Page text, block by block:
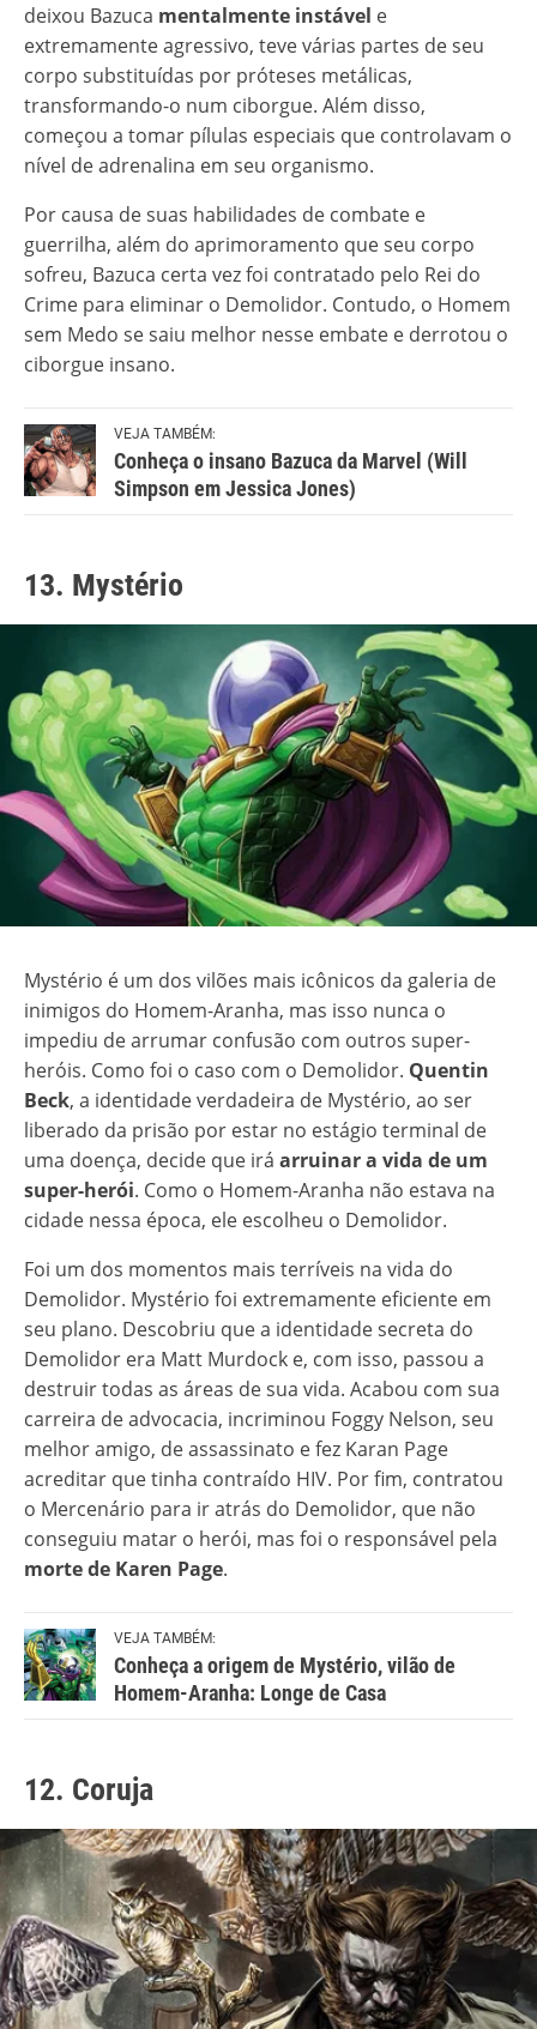
deixou Bazuca mentalmente instável e
extremamente agressivo, teve várias partes de seu
corpo substituídas por próteses metálicas,
transformando-o num ciborgue. Além disso,
começou a tomar pílulas especiais que controlavam o
nível de adrenalina em seu organismo.
Por causa de suas habilidades de combate e
guerrilha, além do aprimoramento que seu corpo
sofreu, Bazuca certa vez foi contratado pelo Rei do
Crime para eliminar o Demolidor. Contudo, o Homem
sem Medo se saiu melhor nesse embate e derrotou o
ciborgue insano.
VEJA TAMBÉM:
Conheça o insano Bazuca da Marvel (Will
Simpson em Jessica Jones)
13. Mystério
Mystério é um dos vilões mais icônicos da galeria de
inimigos do Homem-Aranha, mas isso nunca o
impediu de arrumar confusão com outros super-
heróis. Como foi o caso com o Demolidor. Quentin
Beck, a identidade verdadeira de Mystério, ao ser
liberado da prisão por estar no estágio terminal de
uma doença, decide que irá arruinar a vida de um
super-herói. Como o Homem-Aranha não estava na
cidade nessa época, ele escolheu o Demolidor.
Foi um dos momentos mais terríveis na vida do
Demolidor. Mystério foi extremamente eficiente em
seu plano. Descobriu que a identidade secreta do
Demolidor era Matt Murdock e, com isso, passou a
destruir todas as áreas de sua vida. Acabou com sua
carreira de advocacia, incriminou Foggy Nelson, seu
melhor amigo, de assassinato e fez Karan Page
acreditar que tinha contraído HIV. Por fim, contratou
o Mercenário para ir atrás do Demolidor, que não
conseguiu matar o herói, mas foi o responsável pela
morte de Karen Page.
VEJA TAMBÉM:
Conheça a origem de Mystério, vilão de
Homem-Aranha: Longe de Casa
12. Coruja